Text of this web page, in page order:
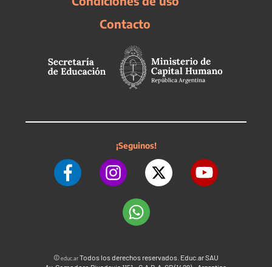
Contacto
¡Seguinos!
©educ.arTodos los derechos reservados. Educ.ar SAU